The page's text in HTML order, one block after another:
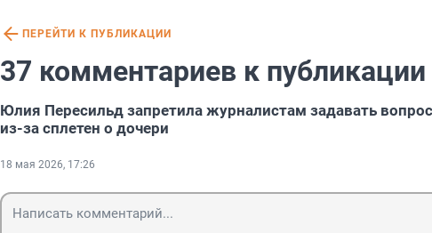
ПЕРЕЙТИ К ПУБЛИКАЦИИ
37 комментариев к публикации
Юлия Пересильд запретила журналистам задавать
из-за сплетен о дочери
18 мая 2026, 17:26